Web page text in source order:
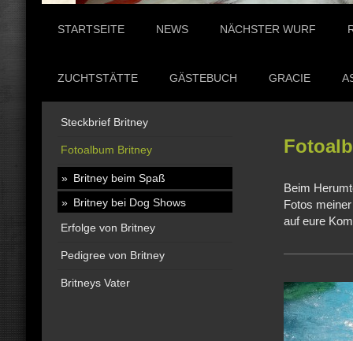
STARTSEITE NEWS NÄCHSTER WURF
ZUCHTSTÄTTE GÄSTEBUCH GRACIE
Beim
Fotos
auf eure
Steckbrief Britney
Fotoalbum Britney
Britney beim Spaß
Britney bei Dog Shows
Erfolge von Britney
Pedigree von Britney
Britneys Vater